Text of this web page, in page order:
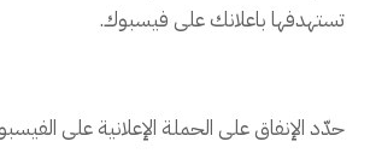
تستهدفها باعلانك على فيسبوك.
حدّد الإنفاق على الحملة الإعلانية على